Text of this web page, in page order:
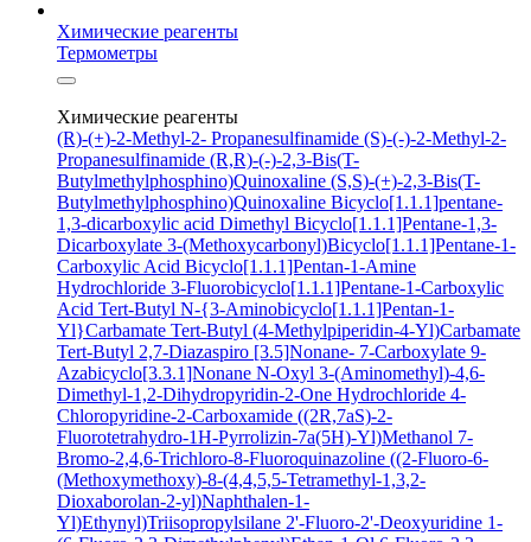
Химические реагенты
Термометры
Химические реагенты
(R)-(+)-2-Methyl-2- Propanesulfinamide (S)-(-)-2-Methyl-2-
Propanesulfinamide (R,R)-(-)-2,3-Bis(T-
Butylmethylphosphino)Quinoxaline (S,S)-(+)-2,3-Bis(T-
Butylmethylphosphino)Quinoxaline Bicyclo[1.1.1]pentane-
1,3-dicarboxylic acid Dimethyl Bicyclo[1.1.1]Pentane-1,3-
Dicarboxylate 3-(Methoxycarbonyl)Bicyclo[1.1.1]Pentane-1-
Carboxylic Acid Bicyclo[1.1.1]Pentan-1-Amine
Hydrochloride 3-Fluorobicyclo[1.1.1]Pentane-1-Carboxylic
Acid Tert-Butyl N-{3-Aminobicyclo[1.1.1]Pentan-1-
Yl}Carbamate Tert-Butyl (4-Methylpiperidin-4-Yl)Carbamate
Tert-Butyl 2,7-Diazaspiro [3.5]Nonane- 7-Carboxylate 9-
Azabicyclo[3.3.1]Nonane N-Oxyl 3-(Aminomethyl)-4,6-
Dimethyl-1,2-Dihydropyridin-2-One Hydrochloride 4-
Chloropyridine-2-Carboxamide ((2R,7aS)-2-
Fluorotetrahydro-1H-Pyrrolizin-7a(5H)-Yl)Methanol 7-
Bromo-2,4,6-Trichloro-8-Fluoroquinazoline ((2-Fluoro-6-
(Methoxymethoxy)-8-(4,4,5,5-Tetramethyl-1,3,2-
Dioxaborolan-2-yl)Naphthalen-1-
Yl)Ethynyl)Triisopropylsilane 2'-Fluoro-2'-Deoxyuridine 1-